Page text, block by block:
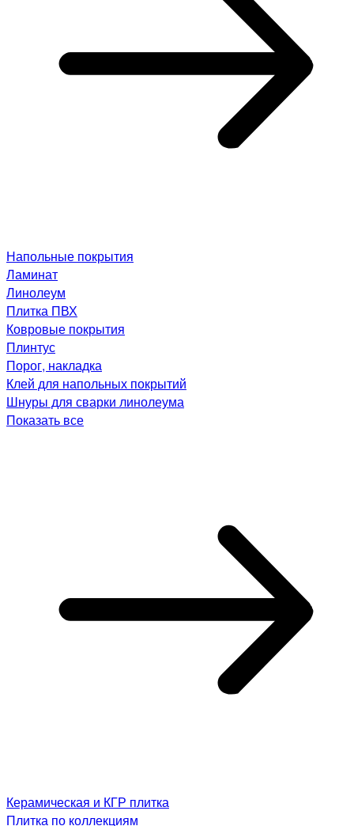
Напольные покрытия
Ламинат
Линолеум
Плитка ПВХ
Ковровые покрытия
Плинтус
Порог, накладка
Клей для напольных покрытий
Шнуры для сварки линолеума
Показать все
Керамическая и КГР плитка
Плитка по коллекциям